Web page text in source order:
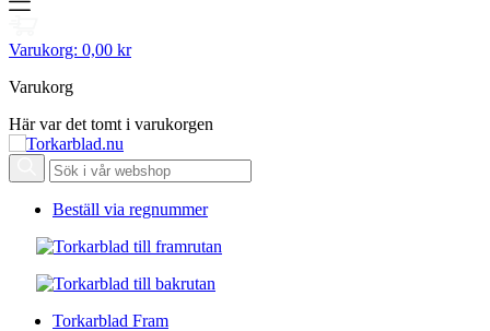
Varukorg: 0,00 kr
Varukorg
Här var det tomt i varukorgen
Beställ via regnummer
Torkarblad Fram